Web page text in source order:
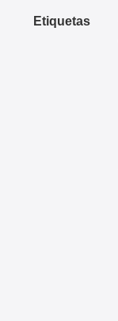
Etiquetas